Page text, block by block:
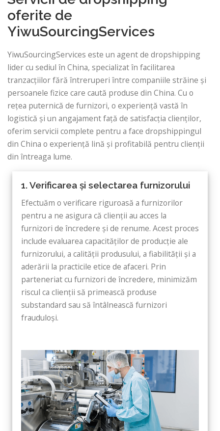
oferite de
YiwuSourcingServices
YiwuSourcingServices este un agent de dropshipping
lider cu sediul în China, specializat în facilitarea
tranzacțiilor fără întreruperi între companiile străine și
persoanele fizice care caută produse din China. Cu o
rețea puternică de furnizori, o experiență vastă în
logistică și un angajament față de satisfacția clienților,
oferim servicii complete pentru a face dropshippingul
din China o experiență lină și profitabilă pentru clienții
din întreaga lume.
1. Verificarea și selectarea furnizorului
Efectuăm o verificare riguroasă a furnizorilor
pentru a ne asigura că clienții au acces la
furnizori de încredere și de renume. Acest proces
include evaluarea capacităților de producție ale
furnizorului, a calității produsului, a fiabilității și a
aderării la practicile etice de afaceri. Prin
parteneriat cu furnizori de încredere, minimizăm
riscul ca clienții să primească produse
substandard sau să întâlnească furnizori
frauduloși.